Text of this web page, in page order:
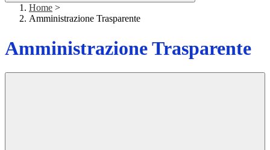
Home >
Amministrazione Trasparente
Amministrazione Trasparente